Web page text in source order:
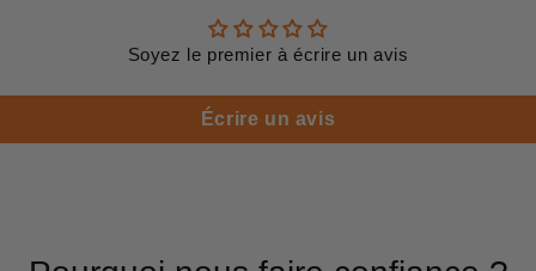
Soyez le premier à écrire un avis
Écrire un avis